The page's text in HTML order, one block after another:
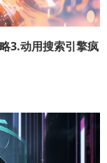
3.动用搜索引擎疯